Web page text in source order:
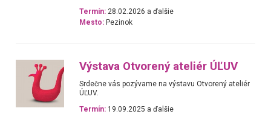
Termín: 28.02.2026 a ďalšie
Mesto: Pezinok
Výstava Otvorený ateliér ÚĽUV
Srdečne vás pozývame na výstavu Otvorený ateliér
ÚĽUV.
Termín: 19.09.2025 a ďalšie